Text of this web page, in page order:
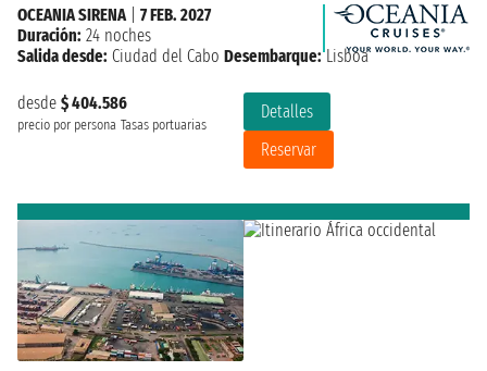
desde $ 404.586
precio por persona Tasas portuarias
Detalles
Reservar
OCEANIA SIRENA| 7 FEB. 2027
Duración: 24 noches
Salida desde: Ciudad del Cabo Desembarque:Lisboa